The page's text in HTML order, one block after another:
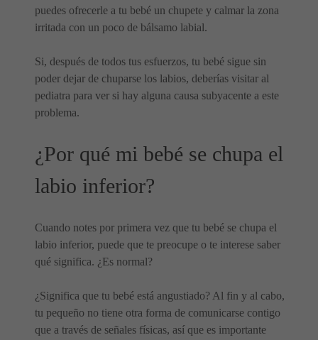
puedes ofrecerle a tu bebé un chupete y calmar la zona
irritada con un poco de bálsamo labial.
Si, después de todos tus esfuerzos, tu bebé sigue sin
poder dejar de chuparse los labios, deberías visitar al
pediatra para ver si hay alguna causa subyacente a este
problema.
¿Por qué mi bebé se chupa el
labio inferior?
Cuando notes por primera vez que tu bebé se chupa el
labio inferior, puede que te preocupe o te interese saber
qué significa. ¿Es normal?
¿Significa que tu bebé está angustiado? Al fin y al cabo,
tu pequeño no tiene otra forma de comunicarse contigo
que a través de señales físicas, así que es importante